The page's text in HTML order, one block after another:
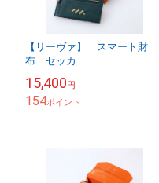
【リーヴァ】 スマート財
布 セッカ
15,400円
154ポイント